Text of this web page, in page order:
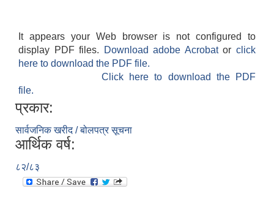
It appears your Web browser is not configured to
display PDF files.
Download adobe Acrobatorclick
here to download the PDF file.
Click here to download the PDF
file.
प्रकार:
सार्वजनिक खरीद / बोलपत्र सूचना
आर्थिक वर्ष:
८२/८३